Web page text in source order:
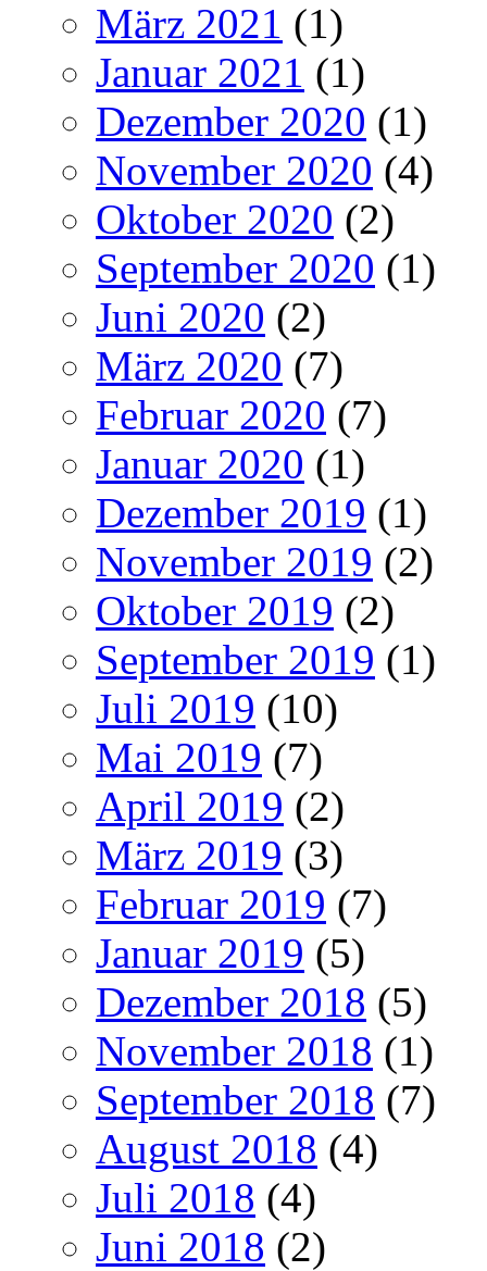
März 2021 (1)
Januar 2021 (1)
Dezember 2020 (1)
November 2020 (4)
Oktober 2020 (2)
September 2020 (1)
Juni 2020 (2)
März 2020 (7)
Februar 2020 (7)
Januar 2020 (1)
Dezember 2019 (1)
November 2019 (2)
Oktober 2019 (2)
September 2019 (1)
Juli 2019 (10)
Mai 2019 (7)
April 2019 (2)
März 2019 (3)
Februar 2019 (7)
Januar 2019 (5)
Dezember 2018 (5)
November 2018 (1)
September 2018 (7)
August 2018 (4)
Juli 2018 (4)
Juni 2018 (2)